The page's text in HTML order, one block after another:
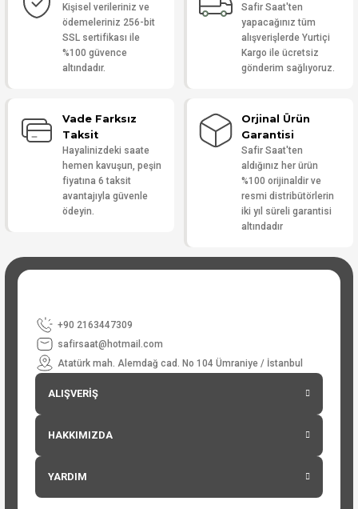
Kişisel verileriniz ve
ödemeleriniz 256-bit
SSL sertifikası ile
%100 güvence
altındadır.
Safir Saat'ten
yapacağınız tüm
alışverişlerde Yurtiçi
Kargo ile ücretsiz
gönderim sağlıyoruz.
Vade Farksız
Taksit
Hayalinizdeki saate
hemen kavuşun, peşin
fiyatına 6 taksit
avantajıyla güvenle
ödeyin.
Orjinal Ürün
Garantisi
Safir Saat'ten
aldığınız her ürün
%100 orijinaldir ve
resmi distribütörlerin
iki yıl süreli garantisi
altındadır
+90 2163447309
safirsaat@hotmail.com
Atatürk mah. Alemdağ cad. No 104 Ümraniye / İstanbul
ALIŞVERİŞ
HAKKIMIZDA
YARDIM